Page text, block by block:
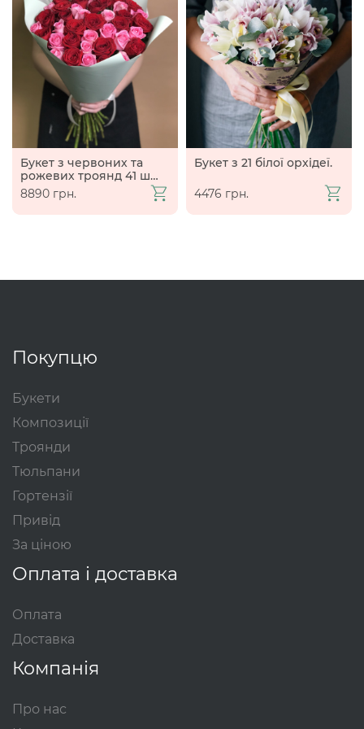
Букет з червоних та
рожевих троянд 41 шт.
(60 см)
8890 грн.
Букет з 21 білої орхідеї.
4476 грн.
Покупцю
Букети
Композиції
Троянди
Тюльпани
Гортензії
Привід
За ціною
Оплата і доставка
Оплата
Доставка
Компанія
Про нас